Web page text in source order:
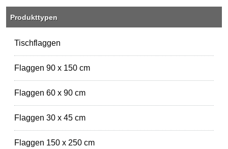
Produkttypen
Tischflaggen
Flaggen 90 x 150 cm
Flaggen 60 x 90 cm
Flaggen 30 x 45 cm
Flaggen 150 x 250 cm